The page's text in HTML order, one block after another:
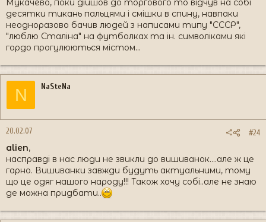
Мукачево, поки дійшов до торгового то відчув на собі
десятки тикань пальцями і смішки в спину, навпаки
неодноразово бачив людей з написами типу "СССР",
"люблю Сталіна" на футболках та ін. символіками які
гордо прогулюються містом...
N NaSteNa
20.02.07 #24
alien,
насправді в нас люди не звикли до вишиванок....але ж це
гарно. Вишиванки завжди будуть актуальними, тому
що це одяг нашого народу!!! Також хочу собі..але не знаю
де можна придбати..